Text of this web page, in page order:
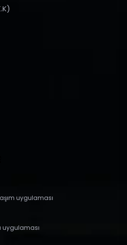
uygulaması
uygulaması